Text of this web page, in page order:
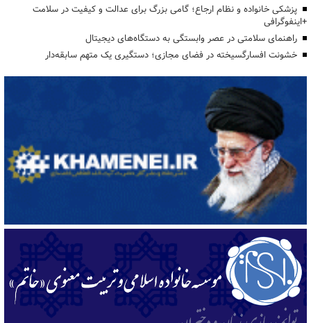
پزشکی خانواده و نظام ارجاع؛ گامی بزرگ برای عدالت و کیفیت در سلامت
+اینفوگرافی
راهنمای سلامتی در عصر وابستگی به دستگاه‌های دیجیتال
خشونت افسارگسیخته در فضای مجازی؛ دستگیری یک متهم سابقه‌دار